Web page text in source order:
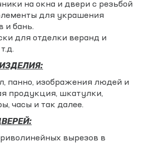
на окна и двери с резьбой
для украшения
и бань.
для отделки веранд и
панно, изображения людей и
продукция, шкатулки,
часы и так далее.
вырезов в